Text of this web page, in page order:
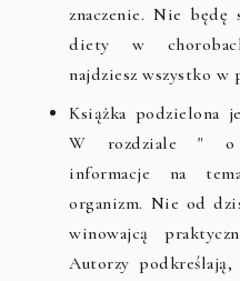
znaczenie. Nie będę
diety w
najdziesz wszystko w
Książka podzielona
W rozdziale " o
informacje na
organizm. Nie od
winowajcą
Autorzy